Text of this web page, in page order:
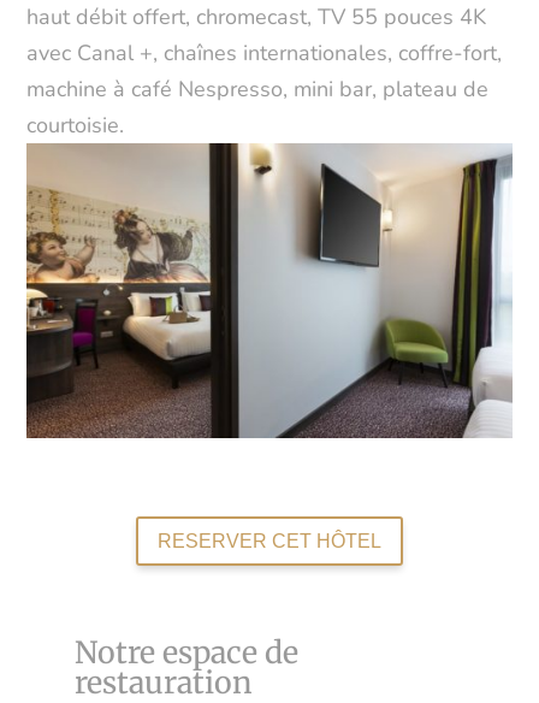
haut débit offert, chromecast, TV 55 pouces 4K
avec Canal +, chaînes internationales, coffre-fort,
machine à café Nespresso, mini bar, plateau de
courtoisie.
RESERVER CET HÔTEL
Notre espace de
restauration